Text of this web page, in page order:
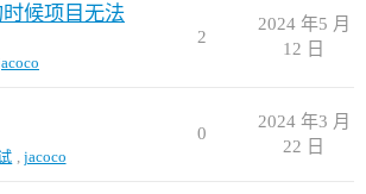
候项目无法
2
2024 年5 月
12 日
, jacoco
0
2024 年3 月
22 日